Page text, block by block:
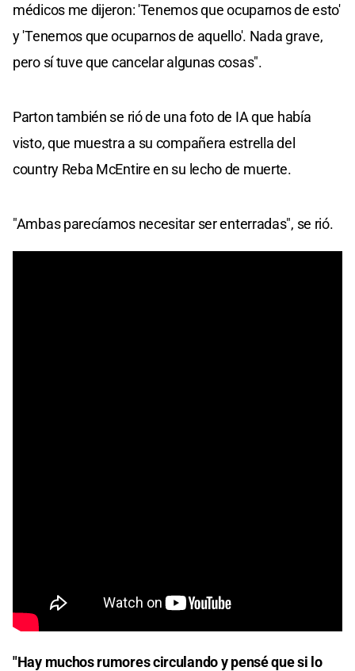
médicos me dijeron: 'Tenemos que ocuparnos de esto'
y 'Tenemos que ocuparnos de aquello'. Nada grave,
pero sí tuve que cancelar algunas cosas".
Parton también se rió de una foto de IA que había
visto, que muestra a su compañera estrella del
country Reba McEntire en su lecho de muerte.
"Ambas parecíamos necesitar ser enterradas", se rió.
"Hay muchos rumores circulando y pensé que si lo